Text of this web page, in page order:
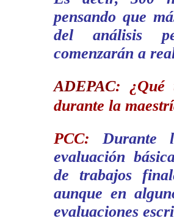
pensando que
del análisis
comenzarán a
ADEPAC: ¿Qué
durante la
PCC: Durante
evaluación
de trabajos
aunque en
evaluaciones